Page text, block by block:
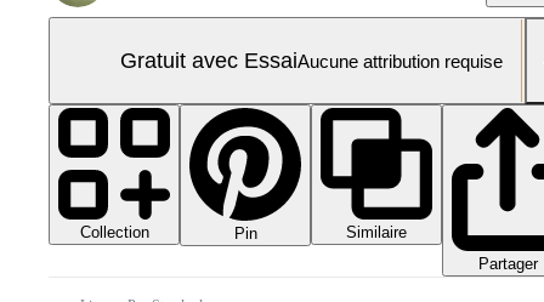
Gratuit avec EssaiAucune attribution requise
Collection Pin
Similaire
Partager